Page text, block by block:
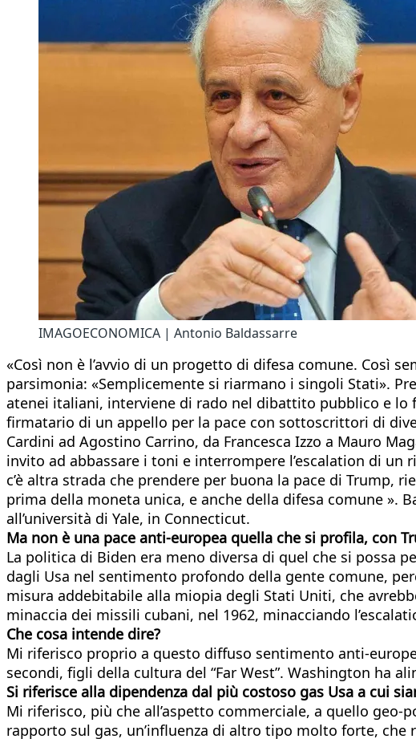
IMAGOECONOMICA | Antonio Baldassarre
«Così non è l’avvio di un progetto di difesa comune. Così
parsimonia: «Semplicemente si riarmano i singoli Stati».
atenei italiani, interviene di rado nel dibattito pubblico e lo
firmatario di un appello per la pace con sottoscrittori di
Cardini ad Agostino Carrino, da Francesca Izzo a Mauro
invito ad abbassare i toni e interrompere l’escalation di un
c’è altra strada che prendere per buona la pace di Trump,
prima della moneta unica, e anche della difesa comune ».
all’università di Yale, in Connecticut.
Ma non è una pace anti-europea quella che si profila, con
La politica di Biden era meno diversa di quel che si possa
dagli Usa nel sentimento profondo della gente comune,
misura addebitabile alla miopia degli Stati Uniti, che
minaccia dei missili cubani, nel 1962, minacciando
Che cosa intende dire?
Mi riferisco proprio a questo diffuso sentimento anti-
secondi, figli della cultura del “Far West”. Washington ha
Si riferisce alla dipendenza dal più costoso gas Usa a cui
Mi riferisco, più che all’aspetto commerciale, a quello
rapporto sul gas, un’influenza di altro tipo molto forte,